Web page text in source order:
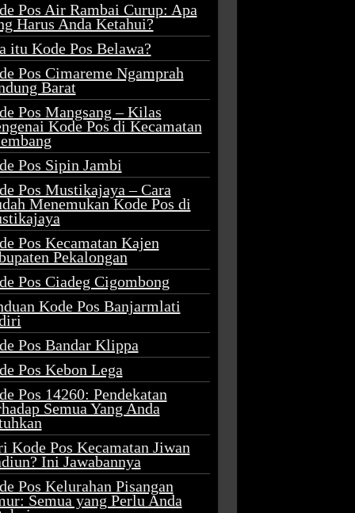
Pos Air Rambai Curup: Apa
Harus Anda Ketahui?
itu Kode Pos Belawa?
Pos Cimareme Ngamprah
Barat
Pos Mangsang – Kilas
Kode Pos di Kecamatan
Pos Sipin Jambi
Pos Mustikajaya – Cara
Menemukan Kode Pos di
Pos Kecamatan Kajen
Pekalongan
Pos Ciadeg Cigombong
Kode Pos Banjarmlati
Pos Bandar Klippa
Pos Kebon Lega
Pos 14260: Pendekatan
Semua Yang Anda
Kode Pos Kecamatan Jiwan
Ini Jawabannya
Pos Kelurahan Pisangan
Semua yang Perlu Anda